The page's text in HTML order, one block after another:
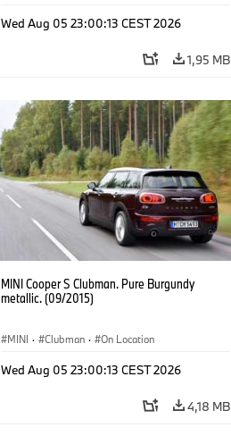
Wed Aug 05 23:00:13 CEST 2026
1,95 MB
MINI Cooper S Clubman. Pure Burgundy
metallic. (09/2015)
MINI · Clubman · On Location
Wed Aug 05 23:00:13 CEST 2026
4,18 MB